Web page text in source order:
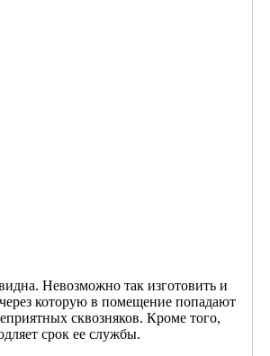
Невозможно так изготовить и
которую в помещение попадают
сквозняков. Кроме того,
срок ее службы.